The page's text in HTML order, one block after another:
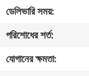
যোগাযোগ
ডেলিভারি সময়:
পরিশোধের শর্ত:
যোগানের ক্ষমতা: